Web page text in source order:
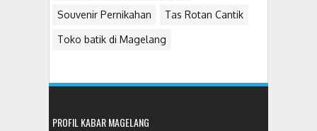
Souvenir Pernikahan Tas Rotan Cantik
Toko batik di Magelang
PROFIL KABAR MAGELANG